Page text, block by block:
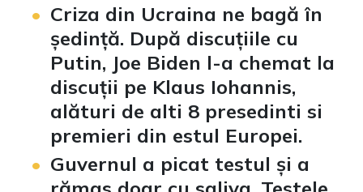
Criza din Ucraina ne bagă în
ședință. După discuțiile cu
Putin, Joe Biden l-a chemat la
discuții pe Klaus Iohannis,
alături de alti 8 presedinti si
premieri din estul Europei.
Guvernul a picat testul și a